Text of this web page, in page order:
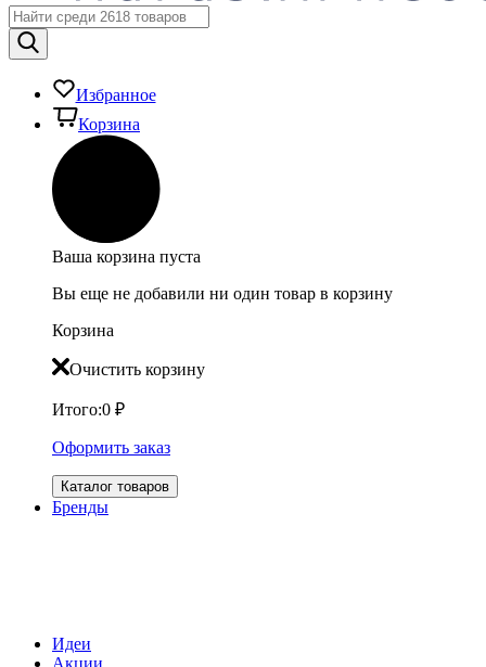
Избранное
Корзина
Ваша корзина пуста
Вы еще не добавили ни один товар в корзину
Корзина
Очистить корзину
Итого:0 ₽
Оформить заказ
Каталог товаров
Бренды
Идеи